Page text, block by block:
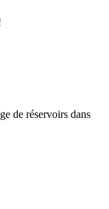
de réservoirs dans